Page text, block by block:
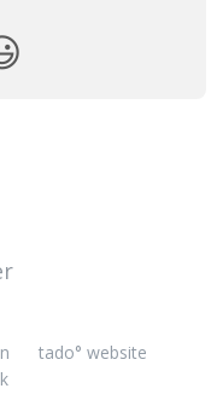
tado° website